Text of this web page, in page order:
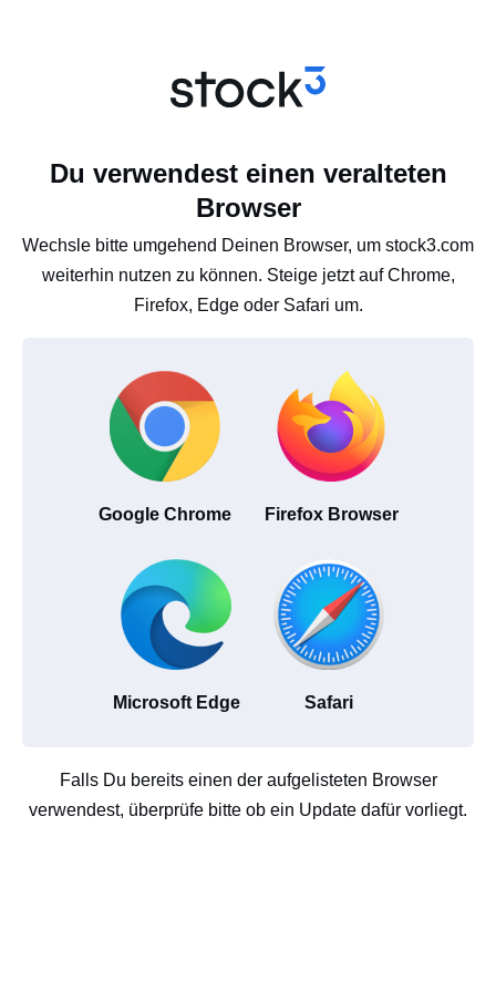
Du verwendest einen veralteten
Browser
Wechsle bitte umgehend Deinen Browser, um stock3.com
weiterhin nutzen zu können. Steige jetzt auf Chrome,
Firefox, Edge oder Safari um.
Google Chrome Firefox Browser
Microsoft Edge Safari
Falls Du bereits einen der aufgelisteten Browser
verwendest, überprüfe bitte ob ein Update dafür vorliegt.